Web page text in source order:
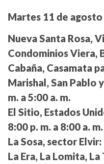
Martes 11 de agosto
Nueva Santa Rosa,
Condominios Viera,
Cabaña, Casamata
Marishal, San Pablo
m. a 5:00 a. m.
El Sitio, Estados
8:00 p. m. a 8:00 a. m.
La Sosa, sector Elvir:
La Era, La Lomita,